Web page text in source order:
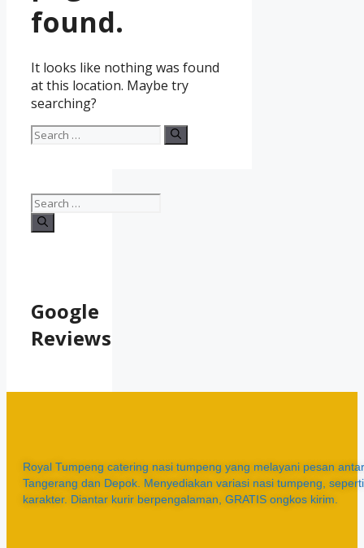
found.
It looks like nothing was found
at this location. Maybe try
searching?
Search
Search
for:
Google
Reviews
Royal Tumpeng catering nasi tumpeng yang melayani pesan
Tangerang dan Depok. Menyediakan variasi nasi tumpeng,
karakter. Diantar kurir berpengalaman, GRATIS ongkos kirim.